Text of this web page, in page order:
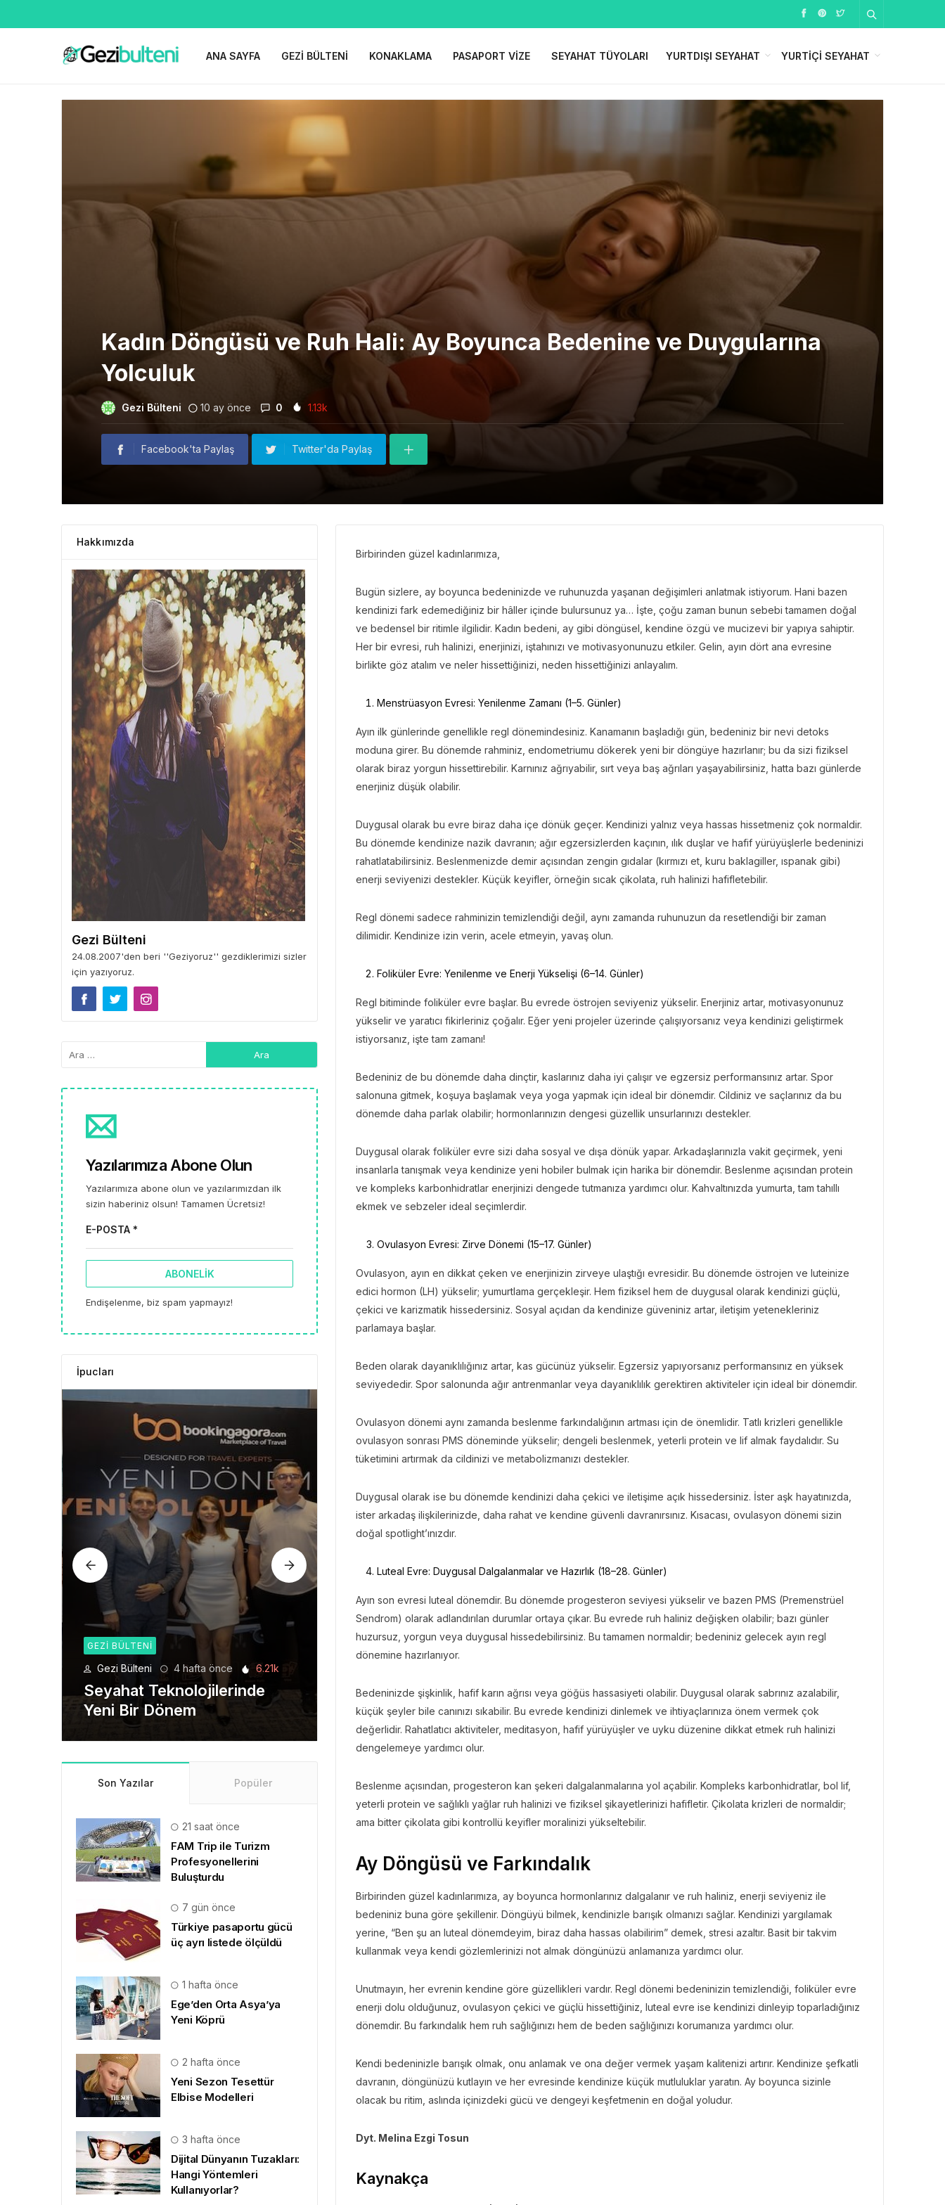
ANA SAYFA GEZI BÜLTENI KONAKLAMA PASAPORT VIZE SEYAHAT TÜYOLARI YURTDIŞI SEYAHAT YURTIÇI SEYAHAT
Kadın Döngüsü ve Ruh Hali: Ay Boyunca Bedenine ve Duygularına
Yolculuk
Gezi Bülteni 10 ay önce 0 1.13k
Facebook'ta Paylaş Twitter'da Paylaş
Birbirinden güzel kadınlarımıza,
Bugün sizlere, ay boyunca bedeninizde ve ruhunuzda yaşanan değişimleri anlatmak istiyorum. Hani bazen
kendinizi fark edemediğiniz bir hâller içinde bulursunuz ya… İşte, çoğu zaman bunun sebebi tamamen doğal
ve bedensel bir ritimle ilgilidir. Kadın bedeni, ay gibi döngüsel, kendine özgü ve mucizevi bir yapıya sahiptir.
Her bir evresi, ruh halinizi, enerjinizi, iştahınızı ve motivasyonunuzu etkiler. Gelin, ayın dört ana evresine
birlikte göz atalım ve neler hissettiğinizi, neden hissettiğinizi anlayalım.
Menstrüasyon Evresi: Yenilenme Zamanı (1–5. Günler)
Ayın ilk günlerinde genellikle regl dönemindesiniz. Kanamanın başladığı gün, bedeniniz bir nevi detoks
moduna girer. Bu dönemde rahminiz, endometriumu dökerek yeni bir döngüye hazırlanır; bu da sizi fiziksel
olarak biraz yorgun hissettirebilir. Karnınız ağrıyabilir, sırt veya baş ağrıları yaşayabilirsiniz, hatta bazı günlerde
enerjiniz düşük olabilir.
Duygusal olarak bu evre biraz daha içe dönük geçer. Kendinizi yalnız veya hassas hissetmeniz çok normaldir.
Bu dönemde kendinize nazik davranın; ağır egzersizlerden kaçının, ılık duşlar ve hafif yürüyüşlerle bedeninizi
rahatlatabilirsiniz. Beslenmenizde demir açısından zengin gıdalar (kırmızı et, kuru baklagiller, ıspanak gibi)
enerji seviyenizi destekler. Küçük keyifler, örneğin sıcak çikolata, ruh halinizi hafifletebilir.
Regl dönemi sadece rahminizin temizlendiği değil, aynı zamanda ruhunuzun da resetlendiği bir zaman
dilimidir. Kendinize izin verin, acele etmeyin, yavaş olun.
Foliküler Evre: Yenilenme ve Enerji Yükselişi (6–14. Günler)
Regl bitiminde foliküler evre başlar. Bu evrede östrojen seviyeniz yükselir. Enerjiniz artar, motivasyonunuz
yükselir ve yaratıcı fikirleriniz çoğalır. Eğer yeni projeler üzerinde çalışıyorsanız veya kendinizi geliştirmek
istiyorsanız, işte tam zamanı!
Bedeniniz de bu dönemde daha dinçtir, kaslarınız daha iyi çalışır ve egzersiz performansınız artar. Spor
salonuna gitmek, koşuya başlamak veya yoga yapmak için ideal bir dönemdir. Cildiniz ve saçlarınız da bu
dönemde daha parlak olabilir; hormonlarınızın dengesi güzellik unsurlarınızı destekler.
Duygusal olarak foliküler evre sizi daha sosyal ve dışa dönük yapar. Arkadaşlarınızla vakit geçirmek, yeni
insanlarla tanışmak veya kendinize yeni hobiler bulmak için harika bir dönemdir. Beslenme açısından protein
ve kompleks karbonhidratlar enerjinizi dengede tutmanıza yardımcı olur. Kahvaltınızda yumurta, tam tahıllı
ekmek ve sebzeler ideal seçimlerdir.
Ovulasyon Evresi: Zirve Dönemi (15–17. Günler)
Ovulasyon, ayın en dikkat çeken ve enerjinizin zirveye ulaştığı evresidir. Bu dönemde östrojen ve luteinize
edici hormon (LH) yükselir; yumurtlama gerçekleşir. Hem fiziksel hem de duygusal olarak kendinizi güçlü,
çekici ve karizmatik hissedersiniz. Sosyal açıdan da kendinize güveniniz artar, iletişim yetenekleriniz
parlamaya başlar.
Beden olarak dayanıklılığınız artar, kas gücünüz yükselir. Egzersiz yapıyorsanız performansınız en yüksek
seviyededir. Spor salonunda ağır antrenmanlar veya dayanıklılık gerektiren aktiviteler için ideal bir dönemdir.
Ovulasyon dönemi aynı zamanda beslenme farkındalığının artması için de önemlidir. Tatlı krizleri genellikle
ovulasyon sonrası PMS döneminde yükselir; dengeli beslenmek, yeterli protein ve lif almak faydalıdır. Su
tüketimini artırmak da cildinizi ve metabolizmanızı destekler.
Duygusal olarak ise bu dönemde kendinizi daha çekici ve iletişime açık hissedersiniz. İster aşk hayatınızda,
ister arkadaş ilişkilerinizde, daha rahat ve kendine güvenli davranırsınız. Kısacası, ovulasyon dönemi sizin
doğal spotlight’ınızdır.
Luteal Evre: Duygusal Dalgalanmalar ve Hazırlık (18–28. Günler)
Ayın son evresi luteal dönemdir. Bu dönemde progesteron seviyesi yükselir ve bazen PMS (Premenstrüel
Sendrom) olarak adlandırılan durumlar ortaya çıkar. Bu evrede ruh haliniz değişken olabilir; bazı günler
huzursuz, yorgun veya duygusal hissedebilirsiniz. Bu tamamen normaldir; bedeniniz gelecek ayın regl
dönemine hazırlanıyor.
Bedeninizde şişkinlik, hafif karın ağrısı veya göğüs hassasiyeti olabilir. Duygusal olarak sabrınız azalabilir,
küçük şeyler bile canınızı sıkabilir. Bu evrede kendinizi dinlemek ve ihtiyaçlarınıza önem vermek çok
değerlidir. Rahatlatıcı aktiviteler, meditasyon, hafif yürüyüşler ve uyku düzenine dikkat etmek ruh halinizi
dengelemeye yardımcı olur.
Beslenme açısından, progesteron kan şekeri dalgalanmalarına yol açabilir. Kompleks karbonhidratlar, bol lif,
yeterli protein ve sağlıklı yağlar ruh halinizi ve fiziksel şikayetlerinizi hafifletir. Çikolata krizleri de normaldir;
ama bitter çikolata gibi kontrollü keyifler moralinizi yükseltebilir.
Ay Döngüsü ve Farkındalık
Birbirinden güzel kadınlarımıza, ay boyunca hormonlarınız dalgalanır ve ruh haliniz, enerji seviyeniz ile
bedeniniz buna göre şekillenir. Döngüyü bilmek, kendinizle barışık olmanızı sağlar. Kendinizi yargılamak
yerine, “Ben şu an luteal dönemdeyim, biraz daha hassas olabilirim” demek, stresi azaltır. Basit bir takvim
kullanmak veya kendi gözlemlerinizi not almak döngünüzü anlamanıza yardımcı olur.
Unutmayın, her evrenin kendine göre güzellikleri vardır. Regl dönemi bedeninizin temizlendiği, foliküler evre
enerji dolu olduğunuz, ovulasyon çekici ve güçlü hissettiğiniz, luteal evre ise kendinizi dinleyip toparladığınız
dönemdir. Bu farkındalık hem ruh sağlığınızı hem de beden sağlığınızı korumanıza yardımcı olur.
Kendi bedeninizle barışık olmak, onu anlamak ve ona değer vermek yaşam kalitenizi artırır. Kendinize şefkatli
davranın, döngünüzü kutlayın ve her evresinde kendinize küçük mutluluklar yaratın. Ay boyunca sizinle
olacak bu ritim, aslında içinizdeki gücü ve dengeyi keşfetmenin en doğal yoludur.
Dyt. Melina Ezgi Tosun
Kaynakça
Hakkımızda
Gezi Bülteni
24.08.2007'den beri ''Geziyoruz'' gezdiklerimizi sizler
için yazıyoruz.
Yazılarımıza Abone Olun
Yazılarımıza abone olun ve yazılarımızdan ilk
sizin haberiniz olsun! Tamamen Ücretsiz!
E-POSTA *
ABONELIK
Endişelenme, biz spam yapmayız!
İpucları
GEZI BÜLTENI
Gezi Bülteni 4 hafta önce 6.21k
Seyahat Teknolojilerinde
Yeni Bir Dönem
GEZI BÜLTENI
Manevi Yolculukta Yeni
Dönem
Emirates ile Yazın En Lüks
Kaçamağı
Son Yazılar Popüler
21 saat önce
FAM Trip ile Turizm
Profesyonellerini
Buluşturdu
7 gün önce
Türkiye pasaportu gücü
üç ayrı listede ölçüldü
1 hafta önce
Ege’den Orta Asya’ya
Yeni Köprü
2 hafta önce
Yeni Sezon Tesettür
Elbise Modelleri
3 hafta önce
Dijital Dünyanın Tuzakları:
Hangi Yöntemleri
Kullanıyorlar?